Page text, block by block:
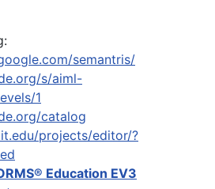
semantris/
s/aiml-
1
catalog
projects/editor/?
Education EV3